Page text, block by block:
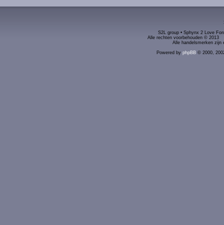
S2L group • Sphynx 2 Love
Alle rechten voorbehouden ©
Alle handelsmerken zijn
Powered by phpBB© 2000,